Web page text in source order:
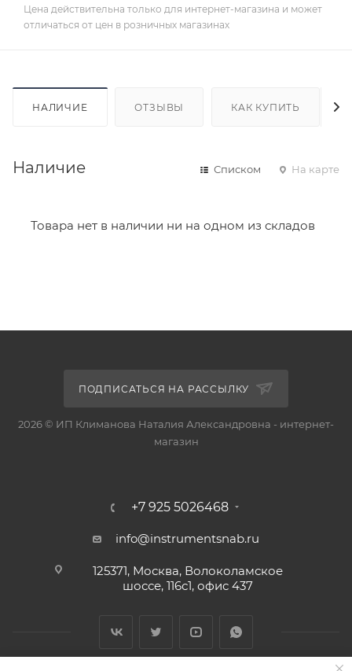
Цена действительна только для интернет-магазина и может
отличаться от цен в розничных магазинах
НАЛИЧИЕ ОТЗЫВЫ КАК КУПИТЬ
Наличие Списком На карте
Товара нет в наличии ни на одном из складов
ПОДПИСАТЬСЯ НА РАССЫЛКУ
2026 © ИП Климанова Наталия Александровна - интернет-
магазин
+7 925 5026468
info@instrumentsnab.ru
125371, Москва, Волоколамское
шоссе, 116с1, офис 437